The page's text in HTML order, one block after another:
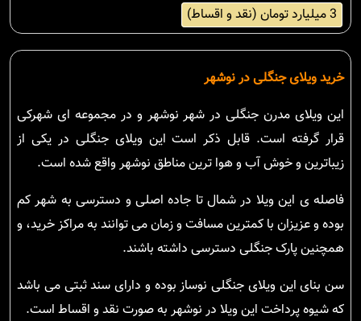
3 میلیارد تومان (نقد و اقساط)
خرید ویلای جنگلی در نوشهر
این ویلای مدرن جنگلی در شهر نوشهر و در مجموعه ای شهرکی
قرار گرفته است. قابل ذکر است این ویلای جنگلی در یکی از
زیباترین و خوش آب و هوا ترین مناطق نوشهر واقع شده است.
فاصله ی این ویلا در شمال تا جاده اصلی و دسترسی به شهر کم
بوده و عزیزان با کمترین مسافت و زمان می توانند به مراکز خرید، و
همچنین پارک جنگلی دسترسی داشته باشند.
سن بنای این ویلای جنگلی نوساز بوده و دارای سند ثبتی می باشد
که شیوه پرداخت این ویلا در نوشهر به صورت نقد و اقساط است.